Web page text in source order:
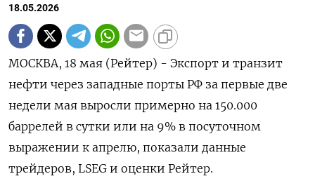
18.05.2026
МОСКВА, 18 мая (Рейтер) - Экспорт и транзит
нефти через западные порты РФ за первые две
недели мая выросли примерно на 150.000
баррелей в сутки или на 9% в посуточном
выражении к апрелю, показали данные
трейдеров, LSEG и оценки ‌Рейтер.